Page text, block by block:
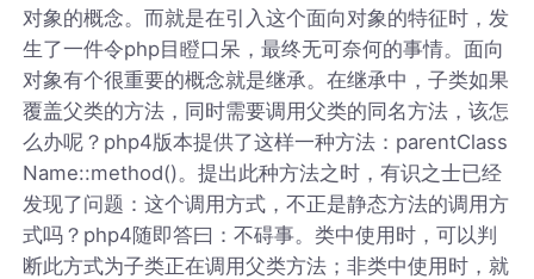
对象的概念。而就是在引入这个面向对象的特征时，发
生了一件令php目瞪口呆，最终无可奈何的事情。面向
对象有个很重要的概念就是继承。在继承中，子类如果
覆盖父类的方法，同时需要调用父类的同名方法，该怎
么办呢？php4版本提供了这样一种方法：parentClass
Name::method()。提出此种方法之时，有识之士已经
发现了问题：这个调用方式，不正是静态方法的调用方
式吗？php4随即答曰：不碍事。类中使用时，可以判
断此方式为子类正在调用父类方法；非类中使用时，就